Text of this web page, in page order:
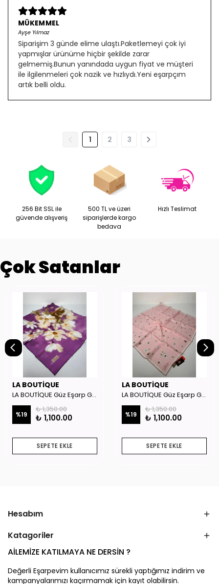
MÜKEMMEL
Ayşe Yılmaz
Siparişim 3 günde elime ulaştı.Paketlemeyi çok iyi
yapmışlar ürünüme hiçbir şekilde zarar
gelmemiş.Bunun yanındada uygun fiyat ve müşteri
ile ilgilenmeleri çok nazik ve hızlıydı.Yeni eşarpçım
artık belli oldu.
1 2 3
256 Bit SSL ile
güvende alışveriş
500 TL ve üzeri
siparişlerde kargo
bedava
Hızlı Teslimat
Çok Satanlar
LA BOUTİQUE
LA BOUTİQUE Güz Eşarp GYSE262908
%19
₺ 1,350.00
₺ 1,100.00
SEPETE EKLE
LA BOUTİQUE
LA BOUTİQUE Güz Eşarp GYSE130804
%19
₺ 1,350.00
₺ 1,100.00
SEPETE EKLE
Hesabım
Katagoriler
AİLEMİZE KATILMAYA NE DERSİN ?
Değerli Eşarpevim kullanıcımız sürekli yaptığımız indirim ve
kampanyalarımızı kaçırmamak için kayıt olabilirsin.